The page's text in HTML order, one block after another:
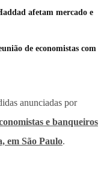
afetam mercado e
de economistas com
anunciadas por
e banqueiros
em São Paulo.